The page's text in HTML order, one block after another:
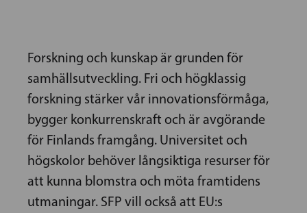
Forskning och kunskap är grunden för
samhällsutveckling. Fri och högklassig
forskning stärker vår innovationsförmåga,
bygger konkurrenskraft och är avgörande
för Finlands framgång. Universitet och
högskolor behöver långsiktiga resurser för
att kunna blomstra och möta framtidens
utmaningar. SFP vill också att EU:s